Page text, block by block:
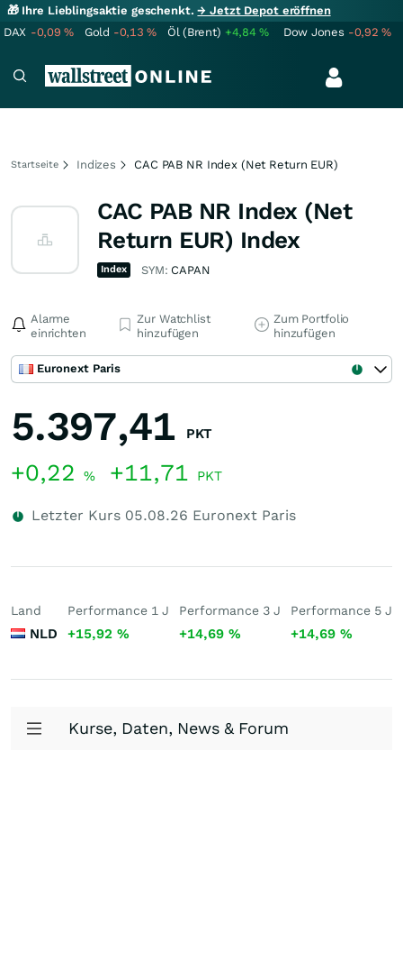
🎁 Ihre Lieblingsaktie geschenkt.→ Jetzt Depot eröffnen
DAX -0,09% Gold -0,13% Öl (Brent) +4,84% Dow Jones -0,92%
Startseite Indizes CAC PAB NR Index (Net Return EUR)
CAC PAB NR Index (Net
Return EUR) Index
Index SYM: CAPAN
Alarme
einrichten
Zur Watchlist
hinzufügen
Zum Portfolio
hinzufügen
Euronext Paris
5.397,41 PKT
+0,22 % +11,71 PKT
Letzter Kurs 05.08.26 Euronext Paris
Land
NLD
Performance 1 J
+15,92 %
Performance 3 J
+14,69 %
Performance 5 J
+14,69 %
Kurse, Daten, News & Forum